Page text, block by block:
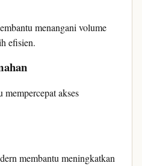
menangani volume
efisien.
akses
membantu meningkatkan